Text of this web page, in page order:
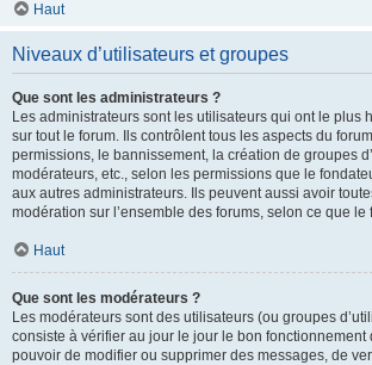
Haut
Niveaux d’utilisateurs et groupes
Que sont les administrateurs ?
Les administrateurs sont les utilisateurs qui ont le plus
sur tout le forum. Ils contrôlent tous les aspects du
permissions, le bannissement, la création de groupes
modérateurs, etc., selon les permissions que le
aux autres administrateurs. Ils peuvent aussi avoir
modération sur l’ensemble des forums, selon ce que
Haut
Que sont les modérateurs ?
Les modérateurs sont des utilisateurs (ou groupes
consiste à vérifier au jour le jour le bon fonctionnement
pouvoir de modifier ou supprimer des messages, de